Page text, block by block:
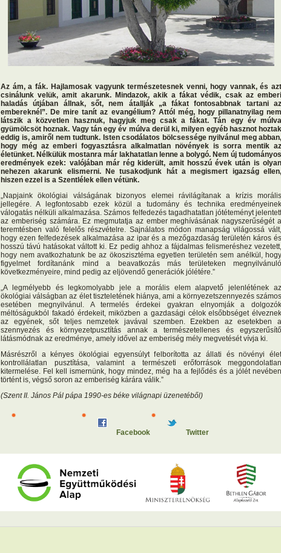
Az ám, a fák. Hajlamosak vagyunk természetesnek venni, hogy vannak, és azt
csinálunk velük, amit akarunk. Mindazok, akik a fákat védik, csak az emberi
haladás útjában állnak, sőt, nem átallják „a fákat fontosabbnak tartani az
embereknél”. De mire tanít az evangélium? Attól még, hogy pillanatnyilag nem
látszik a közvetlen hasznuk, hagyjuk meg csak a fákat. Tán egy év múlva
gyümölcsöt hoznak. Vagy tán egy év múlva derül ki, milyen egyéb hasznot hoztak
eddig is, amiről nem tudtunk. Isten csodálatos bölcsessége nyilvánul meg abban,
hogy még az emberi fogyasztásra alkalmatlan növények is sorra mentik az
életünket. Nélkülük mostanra már lakhatatlan lenne a bolygó. Nem új tudományos
eredmények ezek: valójában már rég kiderült, amit hosszú évek után is olyan
nehezen akarunk elismerni. Ne tusakodjunk hát a megismert igazság ellen,
hiszen ezzel is a Szentlélek ellen vétünk.
„Napjaink ökológiai válságának bizonyos elemei rávilágítanak a krízis morális
jellegére. A legfontosabb ezek közül a tudomány és technika eredményeinek
válogatás nélküli alkalmazása. Számos felfedezés tagadhatatlan jótéteményt jelentett
az emberiség számára. Ez megmutatja az ember meghívásának nagyszerűségét a
teremtésben való felelős részvételre. Sajnálatos módon manapság világossá vált,
hogy ezen felfedezések alkalmazása az ipar és a mezőgazdaság területén káros és
hosszú távú hatásokat váltott ki. Ez pedig ahhoz a fájdalmas felismeréshez vezetett,
hogy nem avatkozhatunk be az ökoszisztéma egyetlen területén sem anélkül, hogy
figyelmet fordítanánk mind a beavatkozás más területeken megnyilvánuló
következményeire, mind pedig az eljövendő generációk jólétére.”
„A legmélyebb és legkomolyabb jele a morális elem alapvető jelenlétének az
ökológiai válságban az élet tiszteletének hiánya, ami a környezetszennyezés számos
esetében megnyilvánul. A termelés érdekei gyakran elnyomják a dolgozók
méltóságukból fakadó érdekeit, miközben a gazdasági célok elsőbbséget élveznek
az egyének, sőt teljes nemzetek javával szemben. Ezekben az esetekben a
szennyezés és környezetpusztítás annak a természetellenes és egyszerűsítő
látásmódnak az eredménye, amely idővel az emberiség mély megvetését vívja ki.
Másrészről a kényes ökológiai egyensúlyt felborította az állati és növényi élet
kontrollálatlan pusztítása, valamint a természeti erőforrások meggondolatlan
kitermelése. Fel kell ismernünk, hogy mindez, még ha a fejlődés és a jólét nevében
történt is, végső soron az emberiség kárára válik.”
(Szent II. János Pál pápa 1990-es béke világnapi üzenetéből)
Facebook Twitter